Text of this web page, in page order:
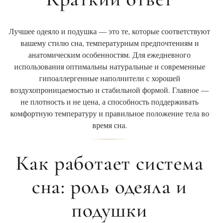
Лучшее одеяло и подушка — это те, которые соответствуют
вашему стилю сна, температурным предпочтениям и
анатомическим особенностям. Для ежедневного
использования оптимальны натуральные и современные
гипоаллергенные наполнители с хорошей
воздухопроницаемостью и стабильной формой. Главное —
не плотность и не цена, а способность поддерживать
комфортную температуру и правильное положение тела во
время сна.
Как работает система
сна: роль одеяла и
подушки